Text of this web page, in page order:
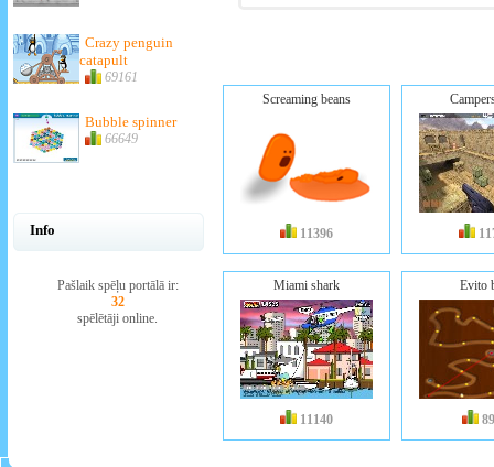
Crazy penguin
catapult
69161
Bubble spinner
66649
Info
Pašlaik spēļu portālā ir:
32
spēlētāji online.
Screaming beans
11396
Miami shark
11140
Evito